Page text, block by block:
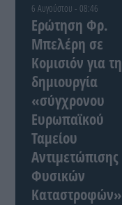
6 Αυγούστου - 08:46
Ερώτηση Φρ.
Μπελέρη σε
Κομισιόν για τη
δημιουργία
«σύγχρονου
Ευρωπαϊκού
Ταμείου
Αντιμετώπισης
Φυσικών
Καταστροφών»